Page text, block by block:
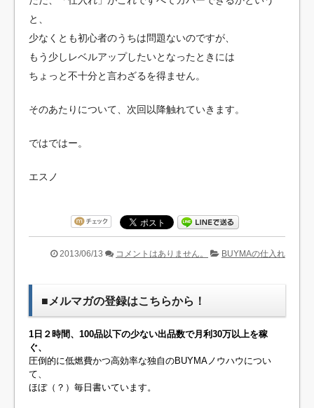
と、
少なくとも初心者のうちは問題ないのですが、
もう少しレベルアップしたいとなったときには
ちょっと不十分と言わざるを得ません。
そのあたりについて、次回以降触れていきます。
ではではー。
エスノ
2013/06/13 コメントはありません。 BUYMAの仕入れ
■メルマガの登録はこちらから！
1日２時間、100品以下の少ない出品数で月利30万以上を稼
ぐ、
圧倒的に低燃費かつ高効率な独自のBUYMAノウハウについ
て、
ほぼ（？）毎日書いています。